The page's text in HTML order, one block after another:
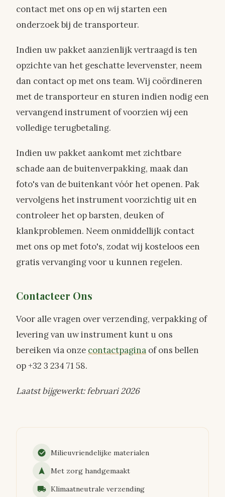
contact met ons op en wij starten een
onderzoek bij de transporteur.
Indien uw pakket aanzienlijk vertraagd is ten
opzichte van het geschatte levervenster, neem
dan contact op met ons team. Wij coördineren
met de transporteur en sturen indien nodig een
vervangend instrument of voorzien wij een
volledige terugbetaling.
Indien uw pakket aankomt met zichtbare
schade aan de buitenverpakking, maak dan
foto's van de buitenkant vóór het openen. Pak
vervolgens het instrument voorzichtig uit en
controleer het op barsten, deuken of
klankproblemen. Neem onmiddellijk contact
met ons op met foto's, zodat wij kosteloos een
gratis vervanging voor u kunnen regelen.
Contacteer Ons
Voor alle vragen over verzending, verpakking of
levering van uw instrument kunt u ons
bereiken via onze contactpagina of ons bellen
op +32 3 234 71 58.
Laatst bijgewerkt: februari 2026
Milieuvriendelijke materialen
Met zorg handgemaakt
Klimaatneutrale verzending